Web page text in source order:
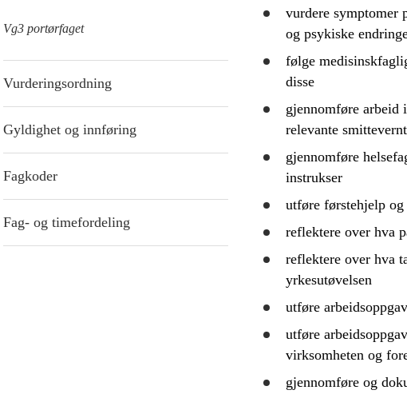
Vg3 portørfaget
Vurderingsordning
Gyldighet og innføring
Fagkoder
Fag- og timefordeling
vurderesymptomer
og psykiske
følge
disse
gjennomførearbeid i
relevante
gjennomføre
instrukser
utføre førstehjelp
reflektereover hva
reflektereover hva
yrkesutøvelsen
utføre
utføre
virksomheten og
gjennomføreog